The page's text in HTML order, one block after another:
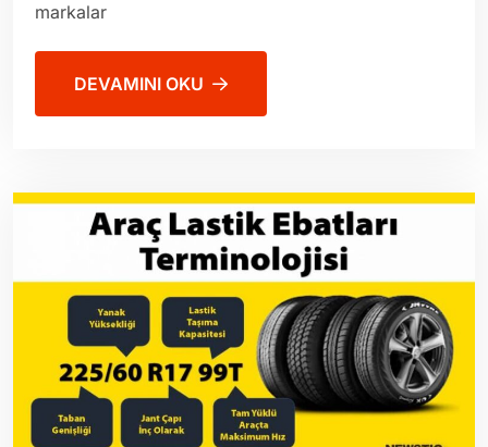
markalar
DEVAMINI OKU